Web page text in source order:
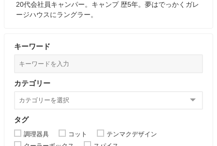
20代会社員キャンパー。キャンプ 歴5年。夢はでっかくガレ
ージハウスにラングラー。
キーワード
カテゴリー
タグ
調理器具 コット
テンマクデザイン